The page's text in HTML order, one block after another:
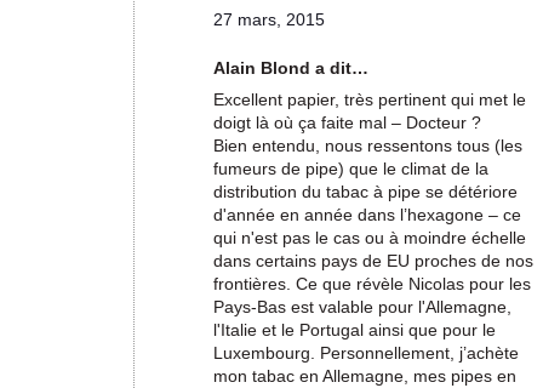
27 mars, 2015
Alain Blond a dit…
Excellent papier, très pertinent qui met le
doigt là où ça faite mal – Docteur ?
Bien entendu, nous ressentons tous (les
fumeurs de pipe) que le climat de la
distribution du tabac à pipe se détériore
d'année en année dans l’hexagone – ce
qui n'est pas le cas ou à moindre échelle
dans certains pays de EU proches de nos
frontières. Ce que révèle Nicolas pour les
Pays-Bas est valable pour l'Allemagne,
l'Italie et le Portugal ainsi que pour le
Luxembourg. Personnellement, j’achète
mon tabac en Allemagne, mes pipes en